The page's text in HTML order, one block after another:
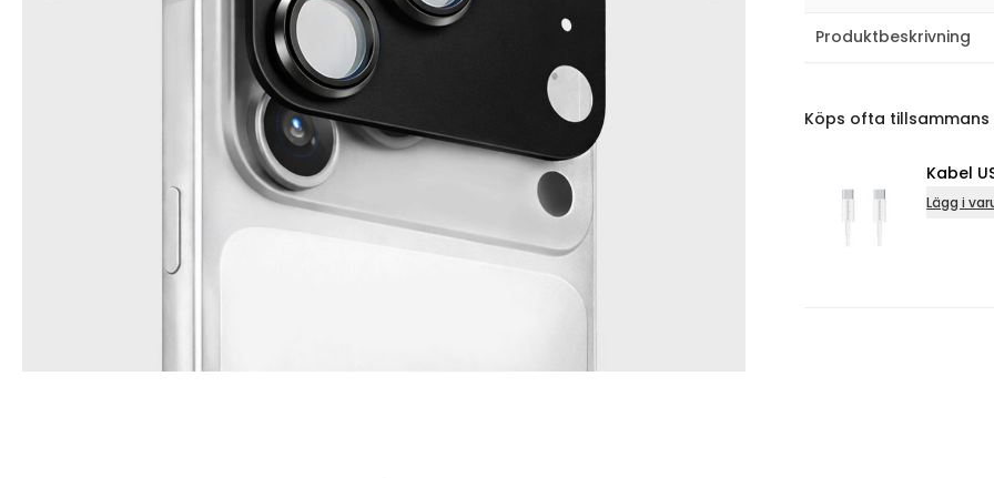
Produktbeskrivning
Köps ofta tillsammans
Kabel USB-C - USB-C
Lägg i varukorg